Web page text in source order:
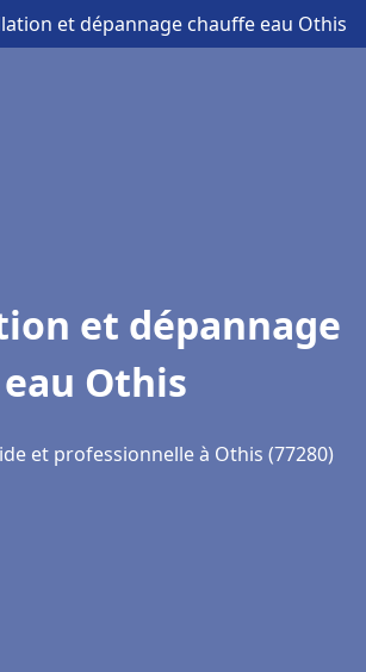
et dépannage chauffe eau Othis
et dépannage
Othis
et professionnelle à Othis (77280)